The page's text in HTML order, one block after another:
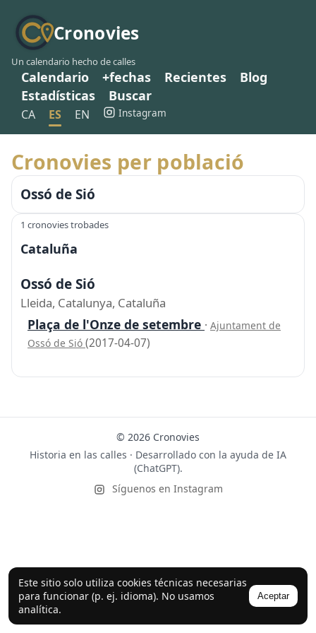
Cronovies
Un calendario hecho de calles
Calendario +fechas Recientes
Blog
Estadísticas
Buscar
CA ES EN Instagram
Este sitio solo utiliza cookies técnicas necesarias
para funcionar (p. ej. idioma). No usamos
analítica.
Aceptar
Cronovies per població
Ossó de Sió
1 cronovies trobades
Cataluña
Ossó de Sió
Lleida, Catalunya, Cataluña
Plaça de l'Onze de setembre · Ajuntament de
Ossó de Sió (2017-04-07)
© 2026 Cronovies
Historia en las calles · Desarrollado con la ayuda de IA
(ChatGPT).
Síguenos en Instagram